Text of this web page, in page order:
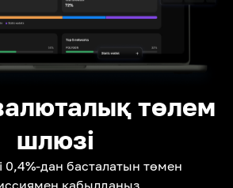
төлем
шлюзі
0,4%-дан басталатын төмен